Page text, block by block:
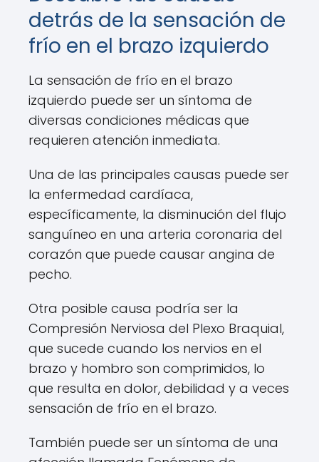
detrás de la sensación de
frío en el brazo izquierdo
La sensación de frío en el brazo
izquierdo puede ser un síntoma de
diversas condiciones médicas que
requieren atención inmediata.
Una de las principales causas puede ser
la enfermedad cardíaca,
específicamente, la disminución del flujo
sanguíneo en una arteria coronaria del
corazón que puede causar angina de
pecho.
Otra posible causa podría ser la
Compresión Nerviosa del Plexo Braquial,
que sucede cuando los nervios en el
brazo y hombro son comprimidos, lo
que resulta en dolor, debilidad y a veces
sensación de frío en el brazo.
También puede ser un síntoma de una